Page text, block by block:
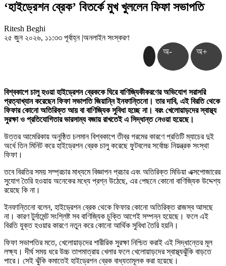
‘হাইড্রেশন ব্রেক’ বিতর্কে মুখ খুললেন ফিফা সভাপতি
Ritesh Beghi
২৫ জুন ২০২৬, ১১:৩৩ পূর্বাহ্ন |অনলাইন সংস্করণ
অ- অ+
বিশ্বকাপে চালু হওয়া হাইড্রেশন ব্রেককে ঘিরে বাণিজ্যিকীকরণের অভিযোগ সরাসরি
প্রত্যাখ্যান করেছেন ফিফা সভাপতি জিয়ান্নি ইনফান্তিনো। তার দাবি, এই বিরতি থেকে
ফিফার কোনো অতিরিক্ত আয় বা বাণিজ্যিক সুবিধা হচ্ছে না। বরং খেলোয়াড়দের স্বাস্থ্য
সুরক্ষা ও প্রতিযোগিতার ভারসাম্য বজায় রাখতেই এ সিদ্ধান্ত নেওয়া হয়েছে।
উত্তর আমেরিকায় অনুষ্ঠিত চলমান বিশ্বকাপে তীব্র গরমের কারণে প্রতিটি ম্যাচের দুই
অর্ধে তিন মিনিট করে হাইড্রেশন ব্রেক চালু করেছে ফুটবলের সর্বোচ্চ নিয়ন্ত্রক সংস্থা
ফিফা।
তবে বিরতির সময় সম্প্রচার মাধ্যমে বিজ্ঞাপন প্রচার এবং অতিরিক্ত মিডিয়া এক্সপোজারের
সুযোগ তৈরি হওয়ায় অনেকের মধ্যে প্রশ্ন উঠেছে, এর পেছনে কোনো বাণিজ্যিক উদ্দেশ্য
রয়েছে কি না।
ইনফান্তিনো বলেন, হাইড্রেশন ব্রেক থেকে ফিফার কোনো অতিরিক্ত রাজস্ব আসছে
না। কারণ টুর্নামেন্ট সংশ্লিষ্ট সব বাণিজ্যিক চুক্তি আগেই সম্পন্ন হয়েছে। ফলে এই
বিরতি যুক্ত হওয়ার কারণে নতুন করে কোনো আর্থিক সুবিধা তৈরি হয়নি।
ফিফা সভাপতির মতে, খেলোয়াড়দের শারীরিক সুরক্ষা নিশ্চিত করাই এই সিদ্ধান্তের মূল
লক্ষ্য। দীর্ঘ সময় ধরে উচ্চ তাপমাত্রায় খেলার ফলে খেলোয়াড়দের স্বাস্থ্যঝুঁকি বাড়তে
পারে। সেই ঝুঁকি কমাতেই হাইড্রেশন ব্রেক বাধ্যতামূলক করা হয়েছে।